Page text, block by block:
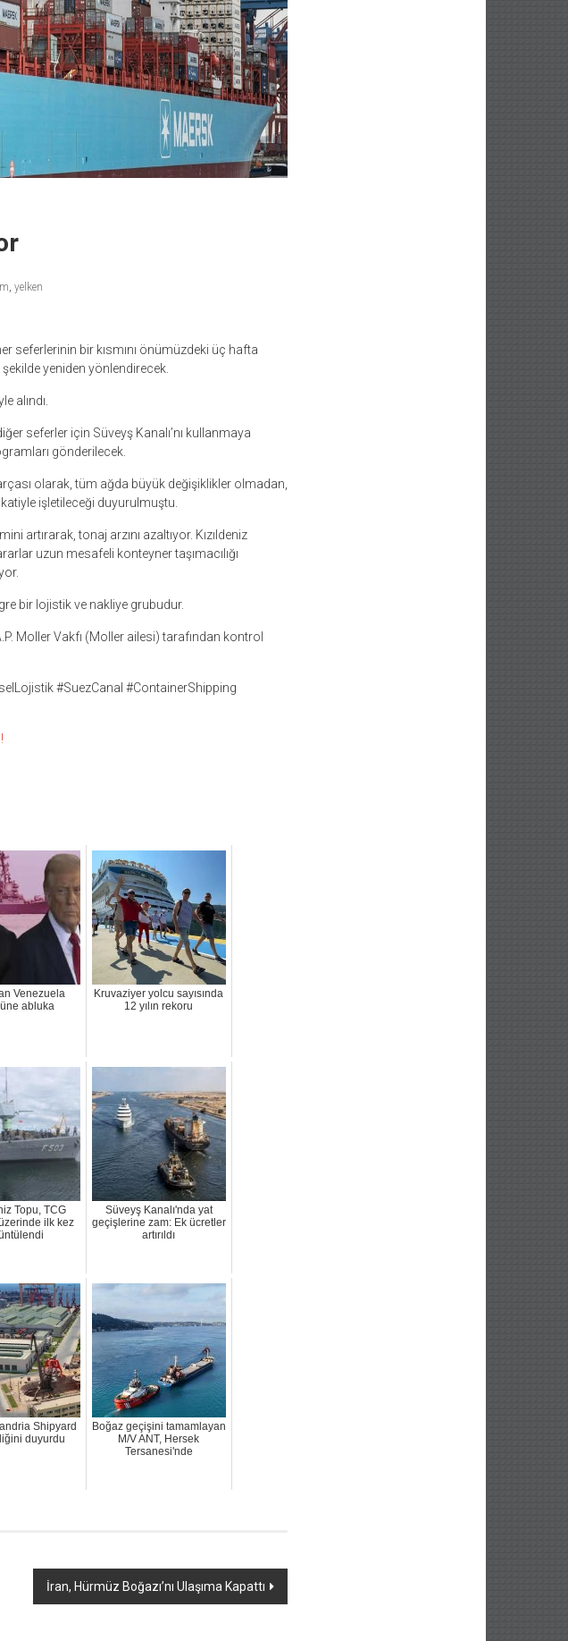
, yelken
seferlerinin bir kısmını önümüzdeki üç hafta
yeniden yönlendirecek.
alındı.
seferler için Süveyş Kanalı’nı kullanmaya
gönderilecek.
olarak, tüm ağda büyük değişiklikler olmadan,
işletileceği duyurulmuştu.
artırarak, tonaj arzını azaltıyor. Kızıldeniz
uzun mesafeli konteyner taşımacılığı
bir lojistik ve nakliye grubudur.
Moller Vakfı (Moller ailesi) tarafından kontrol
#SuezCanal #ContainerShipping
Venezuela
abluka
Kruvaziyer yolcu sayısında
12 yılın rekoru
Topu, TCG
ilk kez
Süveyş Kanalı'nda yat
geçişlerine zam: Ek ücretler
artırıldı
Shipyard
duyurdu
Boğaz geçişini tamamlayan
M/V ANT, Hersek
Tersanesi'nde
İran, Hürmüz Boğazı’nı Ulaşıma Kapattı